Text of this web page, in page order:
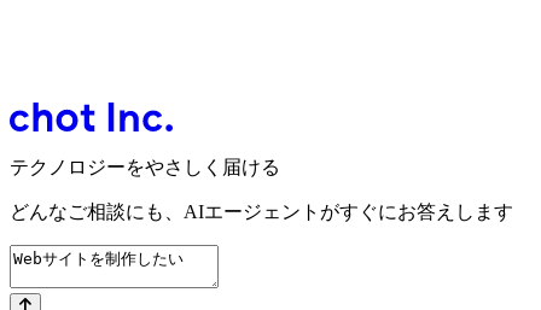
テクノロジーをやさしく届ける
どんなご相談にも、 AIエージェントがすぐにお答えします